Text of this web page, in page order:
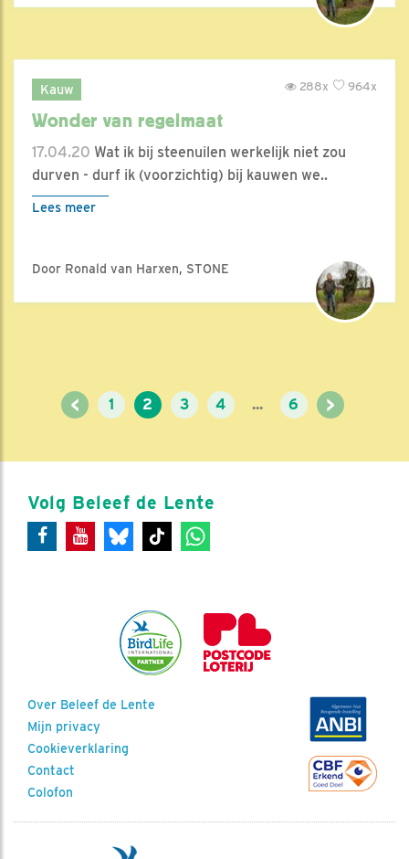
Kauw 964x
288x
Wonder van regelmaat
17.04.20 Wat ik bij steenuilen werkelijk niet zou
durven - durf ik (voorzichtig) bij kauwen we..
Lees meer
Door Ronald van Harxen, STONE
< 1 2 3 4 ... 6 >
Volg Beleef de Lente
Over Beleef de Lente
Mijn privacy
Cookieverklaring
Contact
Colofon